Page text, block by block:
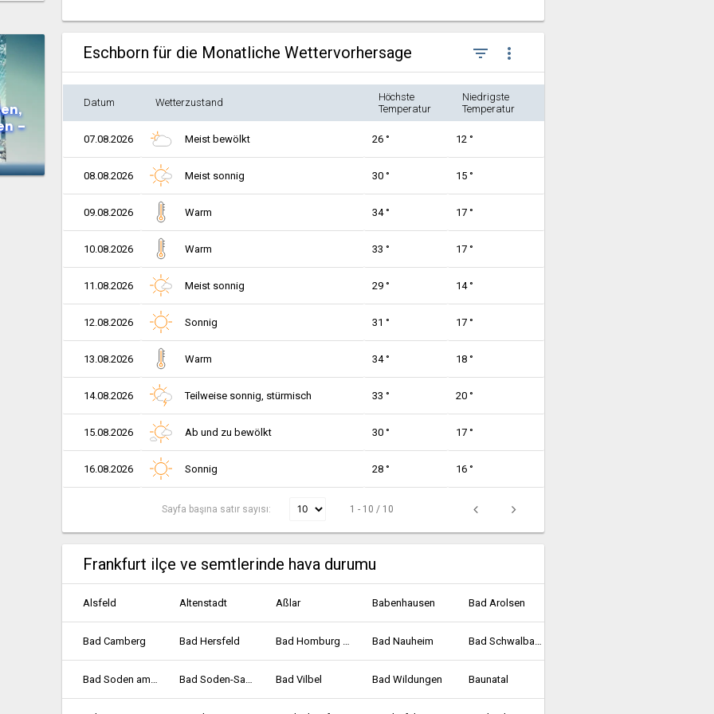
–
Eschborn für die Monatliche Wettervorhersage filter_list more_vert
Datum Wetterzustand
Höchste
Temperatur
Niedrigste
Temperatur
07.08.2026 Meist bewölkt 26 ° 12 °
08.08.2026 Meist sonnig 30 ° 15 °
09.08.2026 Warm 34 ° 17 °
10.08.2026 Warm 33 ° 17 °
11.08.2026 Meist sonnig 29 ° 14 °
12.08.2026 Sonnig 31 ° 17 °
13.08.2026 Warm 34 ° 18 °
14.08.2026 Teilweise sonnig, stürmisch 33 ° 20 °
15.08.2026 Ab und zu bewölkt 30 ° 17 °
16.08.2026 Sonnig 28 ° 16 °
Sayfa başına satır sayısı: 1 - 10 / 10
Frankfurt ilçe ve semtlerinde hava durumu
Alsfeld Altenstadt Aßlar Babenhausen Bad Arolsen
Bad Camberg Bad Hersfeld Bad Homburg vor der Höhe Bad Nauheim Bad Schwalbach
Bad Soden am Taunus Bad Soden-Salmünster Bad Vilbel Bad Wildungen Baunatal